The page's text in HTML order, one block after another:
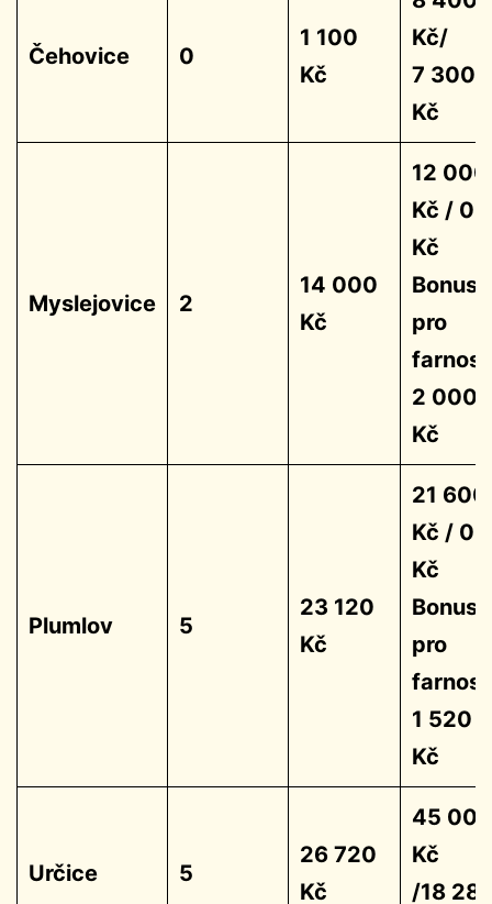
Čehovice 0
1 100
Kč
Kč/
7 300
Kč
Myslejovice 2
14 000
Kč
12 000
Kč / 0
Kč
Bonus
pro
2 000
Kč
Plumlov 5
23 120
Kč
21 600
Kč / 0
Kč
Bonus
pro
1 520
Kč
Určice 5
26 720
Kč
45 000
Kč
/18